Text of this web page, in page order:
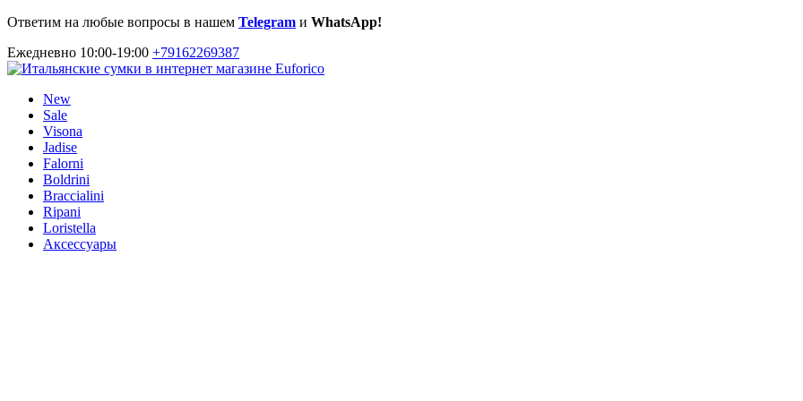
Ответим на любые вопросы в нашем Telegram и WhatsApp!
Ежедневно 10:00-19:00 +79162269387
New
Sale
Visona
Jadise
Falorni
Boldrini
Braccialini
Ripani
Loristella
Аксессуары